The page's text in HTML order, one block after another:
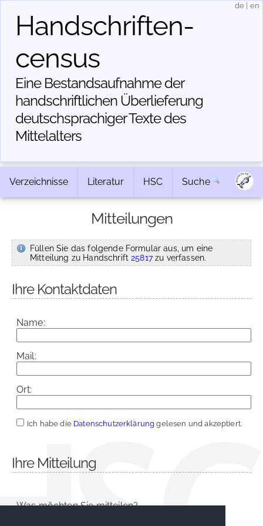
Handschriften­
census
Eine Bestandsaufnahme der
handschriftlichen Über­lieferung
deutschsprachiger Texte des
Mittelalters
de en
Verzeichnisse Literatur HSC Suche
Mitteilungen
Füllen Sie das folgende Formular aus, um eine
Mitteilung zu Handschrift25817zu verfassen.
Ihre Kontaktdaten
Name:
Mail:
Ort:
Ich habe die Datenschutzerklärung gelesen und akzeptiert.
Ihre Mitteilung
Was möchten Sie mitteilen?